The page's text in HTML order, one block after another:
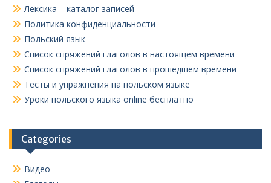
Лексика – каталог записей
Политика конфиденциальности
Польский язык
Список спряжений глаголов в настоящем времени
Список спряжений глаголов в прошедшем времени
Тесты и упражнения на польском языке
Уроки польского языка online бесплатно
Categories
Видео